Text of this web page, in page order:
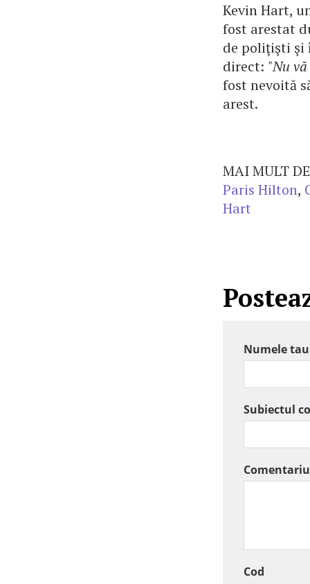
Kevin Hart,
fost arestat
de poliţişti şi
direct: "Nu
fost nevoită
arest.
MAI MULT
Paris Hilton,
Hart
Numele tau
Subiectul
Cod